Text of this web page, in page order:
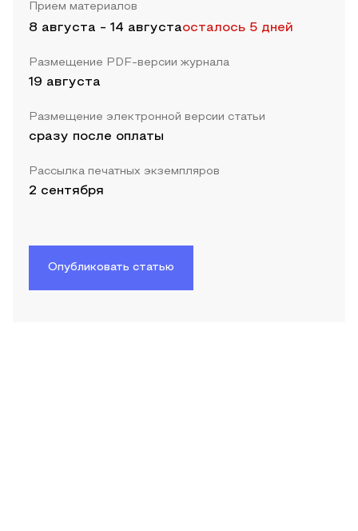
Прием материалов
8 августа - 14 августаосталось 5 дней
Размещение PDF-версии журнала
19 августа
Размещение электронной версии статьи
сразу после оплаты
Рассылка печатных экземпляров
2 сентября
Опубликовать статью